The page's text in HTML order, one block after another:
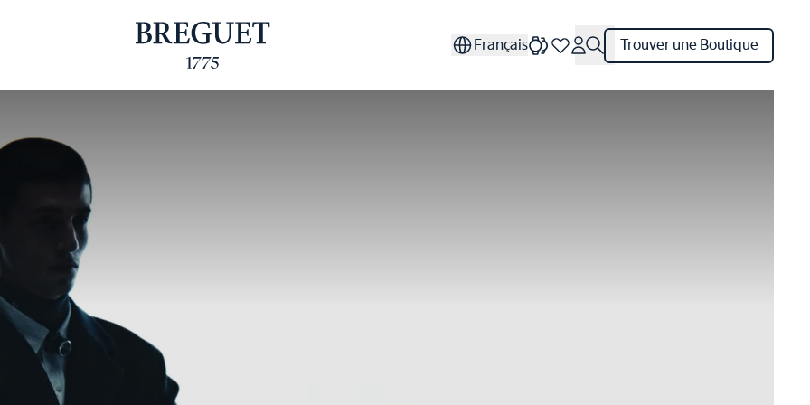
Français Trouver une Boutique